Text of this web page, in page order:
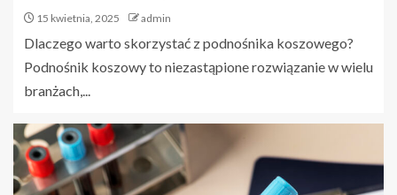
15 kwietnia, 2025 admin
Dlaczego warto skorzystać z podnośnika koszowego?
Podnośnik koszowy to niezastąpione rozwiązanie w wielu
branżach,...